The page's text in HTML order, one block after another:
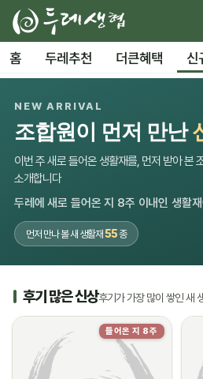
홈 두레추천 더큰혜택 신
NEW ARRIVAL
조합원이 먼저 만난
이번 주 새로 들어온 생활재를, 먼저 받아 본
소개합니다
두레에 새로 들어온 지 8주 이내인 생활
먼저 만나 볼 새 생활재 55종
후기 많은 신상후기가 가장 많이 쌓인 새
들어온 지 8주